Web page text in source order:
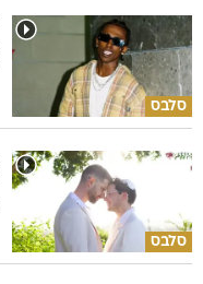
סלבס
סלבס